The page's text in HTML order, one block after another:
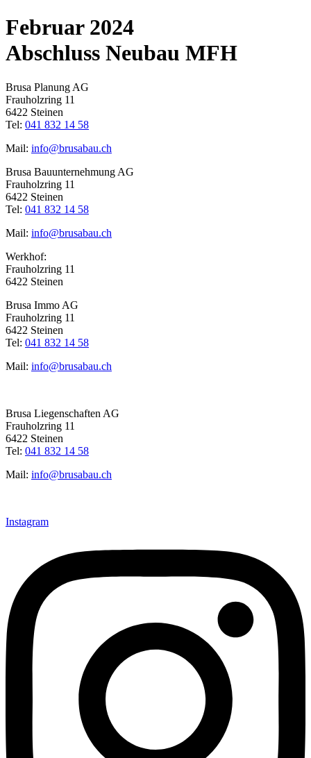
Februar 2024
Abschluss Neubau MFH
Brusa Planung AG
Frauholzring 11
6422 Steinen
Tel: 041 832 14 58
Mail: info@brusabau.ch
Brusa Bauunternehmung AG
Frauholzring 11
6422 Steinen
Tel: 041 832 14 58
Mail: info@brusabau.ch
Werkhof:
Frauholzring 11
6422 Steinen
Brusa Immo AG
Frauholzring 11
6422 Steinen
Tel: 041 832 14 58
Mail: info@brusabau.ch
Brusa Liegenschaften AG
Frauholzring 11
6422 Steinen
Tel: 041 832 14 58
Mail: info@brusabau.ch
Instagram